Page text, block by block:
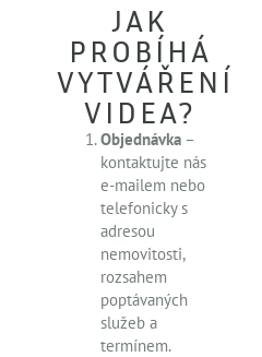
JAK
PROBÍHÁ
VYTVÁŘENÍ
VIDEA?
Objednávka–
kontaktujte nás
e-mailem nebo
telefonicky s
adresou
nemovitosti,
rozsahem
poptávaných
služeb a
termínem.